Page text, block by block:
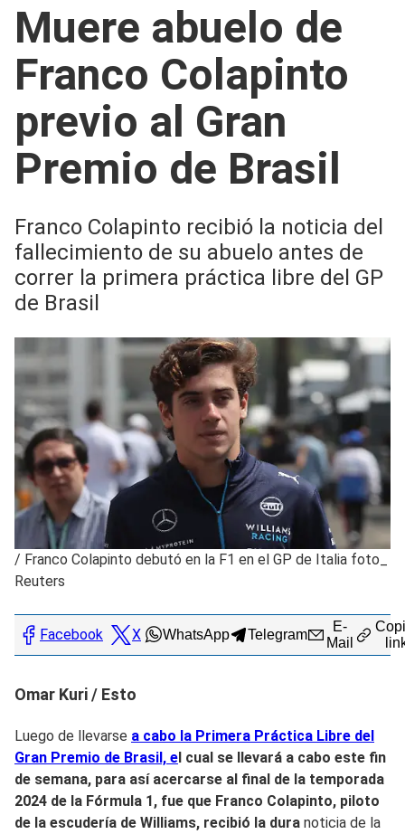
Muere abuelo de
Franco Colapinto
previo al Gran
Premio de Brasil
Franco Colapinto recibió la noticia del
fallecimiento de su abuelo antes de
correr la primera práctica libre del GP
de Brasil
/ Franco Colapinto debutó en la F1 en el GP de Italia foto_
Reuters
Facebook X WhatsApp Telegram
E-
Mail
Omar Kuri / Esto
Luego de llevarse a cabo la Primera Práctica Libre del
Gran Premio de Brasil, el cual se llevará a cabo este fin
de semana, para así acercarse al final de la temporada
2024 de la Fórmula 1, fue que Franco Colapinto, piloto
de la escudería de Williams, recibió la dura noticia de la